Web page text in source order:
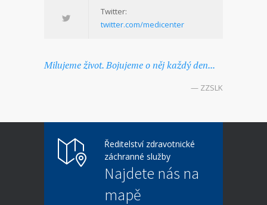
Twitter:
twitter.com/medicenter
Milujeme život. Bojujeme o něj každý den...
— ZZSLK
Ředitelství zdravotnické
záchranné služby
Najdete nás na
mapě